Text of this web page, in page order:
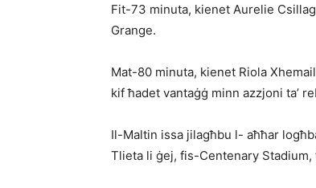
Fit-73 minuta, kienet Aurelie
Grange.
Mat-80 minuta, kienet Riola
kif ħadet vantaġġ minn azzjoni ta’
Il-Maltin issa jilagħbu l- aħħar
Tlieta li ġej, fis-Centenary Stadium,